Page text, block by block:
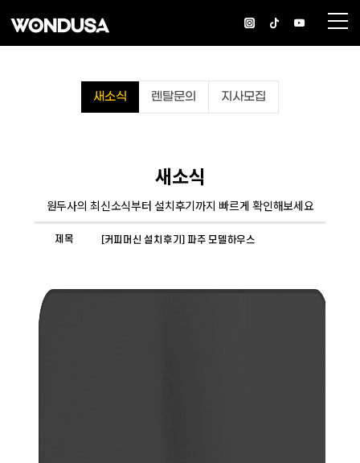
새소식 렌탈문의 지사모집
새소식
원두사의 최신소식부터 설치후기까지 빠르게 확인해보세요
제목 [커피머신 설치후기] 파주 모델하우스